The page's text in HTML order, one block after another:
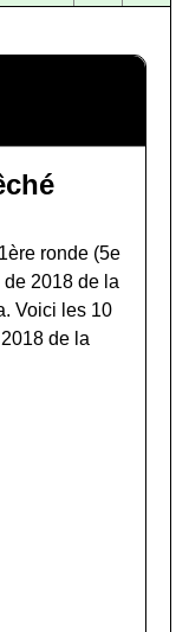
ronde (5e
2018 de la
Voici les 10
de la